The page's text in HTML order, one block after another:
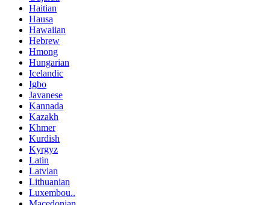
Haitian
Hausa
Hawaiian
Hebrew
Hmong
Hungarian
Icelandic
Igbo
Javanese
Kannada
Kazakh
Khmer
Kurdish
Kyrgyz
Latin
Latvian
Lithuanian
Luxembou..